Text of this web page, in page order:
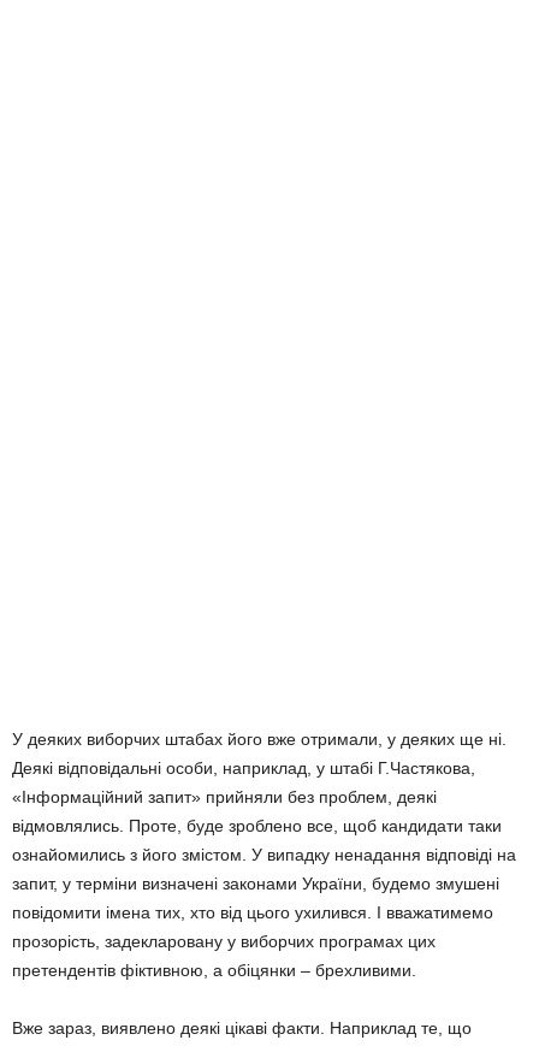
У деяких виборчих штабах його вже отримали, у деяких ще ні.
Деякі відповідальні особи, наприклад, у штабі Г.Частякова,
«Інформаційний запит» прийняли без проблем, деякі
відмовлялись. Проте, буде зроблено все, щоб кандидати таки
ознайомились з його змістом. У випадку ненадання відповіді на
запит, у терміни визначені законами України, будемо змушені
повідомити імена тих, хто від цього ухилився. І вважатимемо
прозорість, задекларовану у виборчих програмах цих
претендентів фіктивною, а обіцянки – брехливими.
Вже зараз, виявлено деякі цікаві факти. Наприклад те, що